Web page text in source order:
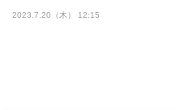
2023.7.20（木） 12:15